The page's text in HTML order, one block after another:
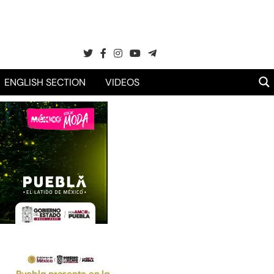
ENGLISH SECTION VIDEOS